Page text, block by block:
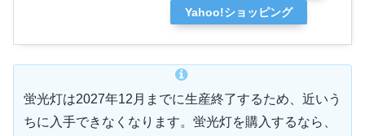
Yahoo!ショッピング
蛍光灯は2027年12月までに生産終了するため、近いう
ちに入手できなくなります。蛍光灯を購入するなら、